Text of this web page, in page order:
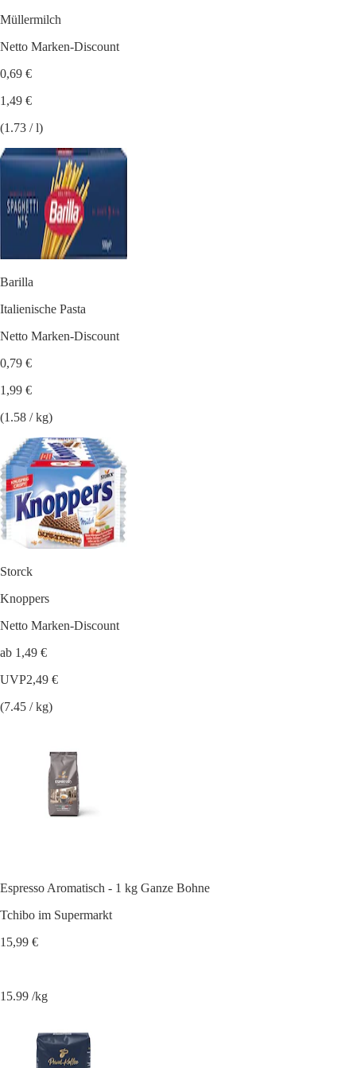
Müllermilch
Netto Marken-Discount
0,69 €
1,49 €
(1.73 / l)
Barilla
Italienische Pasta
Netto Marken-Discount
0,79 €
1,99 €
(1.58 / kg)
Storck
Knoppers
Netto Marken-Discount
ab 1,49 €
UVP2,49 €
(7.45 / kg)
Espresso Aromatisch - 1 kg Ganze Bohne
Tchibo im Supermarkt
15,99 €
15.99 /kg